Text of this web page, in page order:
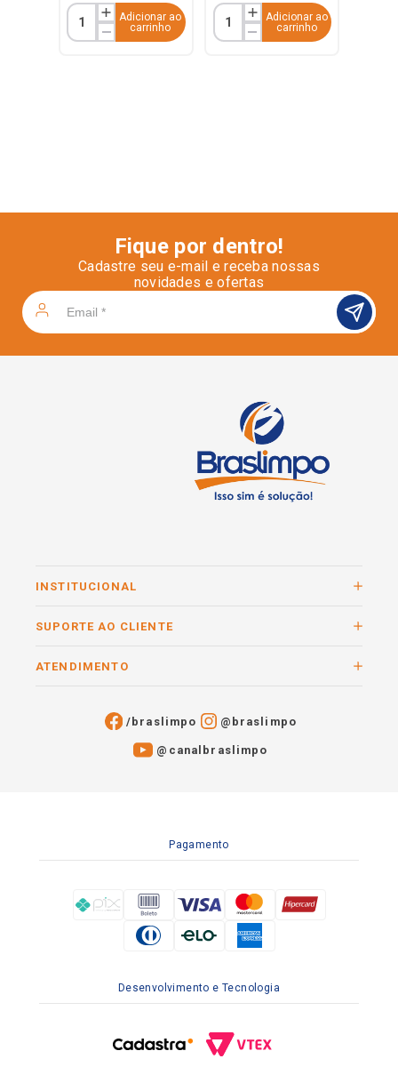
Adicionar ao
carrinho
Adicionar ao
carrinho
Fique por dentro!
Cadastre seu e-mail e receba nossas
novidades e ofertas
INSTITUCIONAL
SUPORTE AO CLIENTE
ATENDIMENTO
/braslimpo @braslimpo
@canalbraslimpo​
Pagamento
Desenvolvimento e Tecnologia